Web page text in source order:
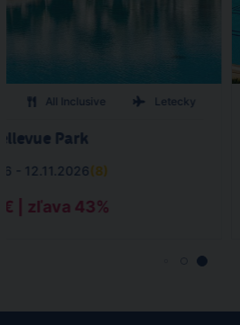
All Inclusive Letecky
Park
- 12.11.2026(8)
| zľava 43%